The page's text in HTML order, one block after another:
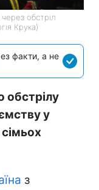
обстріл
Крука)
факти, а не
обстрілу
у
з